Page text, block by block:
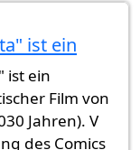
ist ein
ist ein
Film von
Jahren). V
des Comics